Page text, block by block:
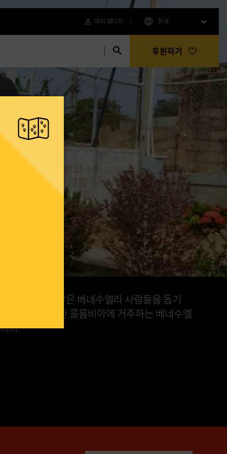
마이 페이지 한국
후원하기
체의 영향을 받은 베네수엘라 사람들을 돕기
있습니다. 또한 콜롬비아에 거주하는 베네수엘
다.